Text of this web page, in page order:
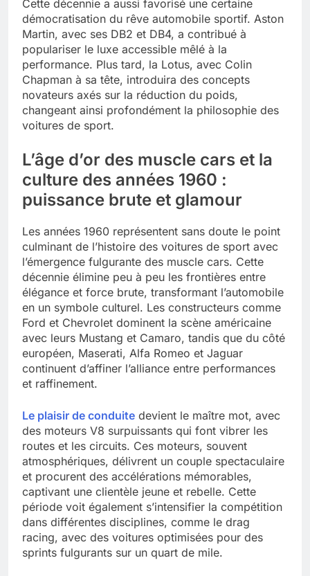
Cette décennie a aussi favorisé une certaine
démocratisation du rêve automobile sportif. Aston
Martin, avec ses DB2 et DB4, a contribué à
populariser le luxe accessible mêlé à la
performance. Plus tard, la Lotus, avec Colin
Chapman à sa tête, introduira des concepts
novateurs axés sur la réduction du poids,
changeant ainsi profondément la philosophie des
voitures de sport.
L’âge d’or des muscle cars et la
culture des années 1960 :
puissance brute et glamour
Les années 1960 représentent sans doute le point
culminant de l’histoire des voitures de sport avec
l’émergence fulgurante des muscle cars. Cette
décennie élimine peu à peu les frontières entre
élégance et force brute, transformant l’automobile
en un symbole culturel. Les constructeurs comme
Ford et Chevrolet dominent la scène américaine
avec leurs Mustang et Camaro, tandis que du côté
européen, Maserati, Alfa Romeo et Jaguar
continuent d’affiner l’alliance entre performances
et raffinement.
Le plaisir de conduite devient le maître mot, avec
des moteurs V8 surpuissants qui font vibrer les
routes et les circuits. Ces moteurs, souvent
atmosphériques, délivrent un couple spectaculaire
et procurent des accélérations mémorables,
captivant une clientèle jeune et rebelle. Cette
période voit également s’intensifier la compétition
dans différentes disciplines, comme le drag
racing, avec des voitures optimisées pour des
sprints fulgurants sur un quart de mile.